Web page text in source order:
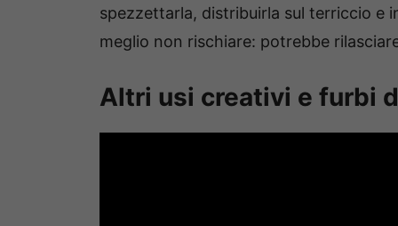
spezzettarla, distribuirla sul terriccio e
meglio non rischiare: potrebbe
Altri usi creativi e furbi